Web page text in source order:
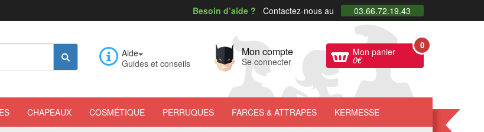
Besoin d’aide ? Contactez-nous au 03.66.72.19.43
Aide
Guides et conseils
Mon compte
Se connecter
Mon panier
0€
0
CHAPEAUX COSMÉTIQUE PERRUQUES FARCES & ATTRAPES KERMESSE